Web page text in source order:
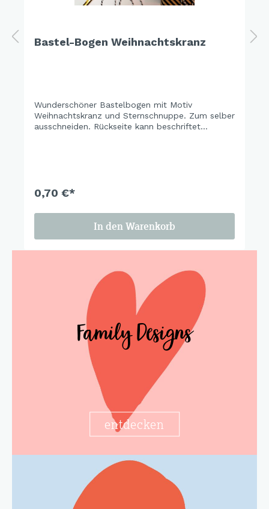
Bastel-Bogen Weihnachtskranz
Wunderschöner Bastelbogen mit Motiv
Weihnachtskranz und Sternschnuppe. Zum selber
ausschneiden. Rückseite kann beschriftet
0,70 €*
In den Warenkorb
Family Designs
entdecken